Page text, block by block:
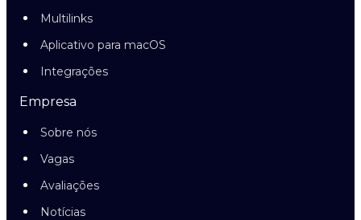
Multilinks
Aplicativo para macOS
Integrações
Empresa
Sobre nós
Vagas
Avaliações
Notícias